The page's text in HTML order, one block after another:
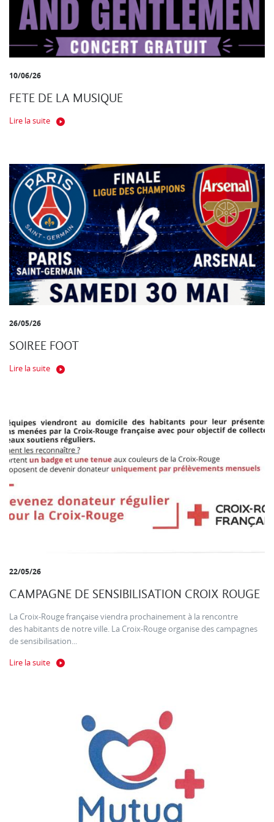
10/06/26
FETE DE LA MUSIQUE
Lire la suite
26/05/26
SOIREE FOOT
Lire la suite
22/05/26
CAMPAGNE DE SENSIBILISATION CROIX ROUGE
La Croix-Rouge française viendra prochainement à la rencontre
des habitants de notre ville. La Croix-Rouge organise des campagnes
de sensibilisation...
Lire la suite